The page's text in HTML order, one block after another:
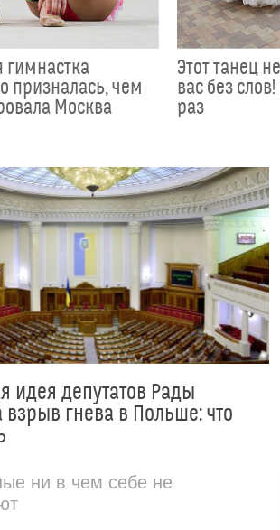
гимнастка
призналась, чем
Москва
Этот танец
вас без
раз
идея депутатов Рады
взрыв гнева в Польше: что
ни в чем себе не